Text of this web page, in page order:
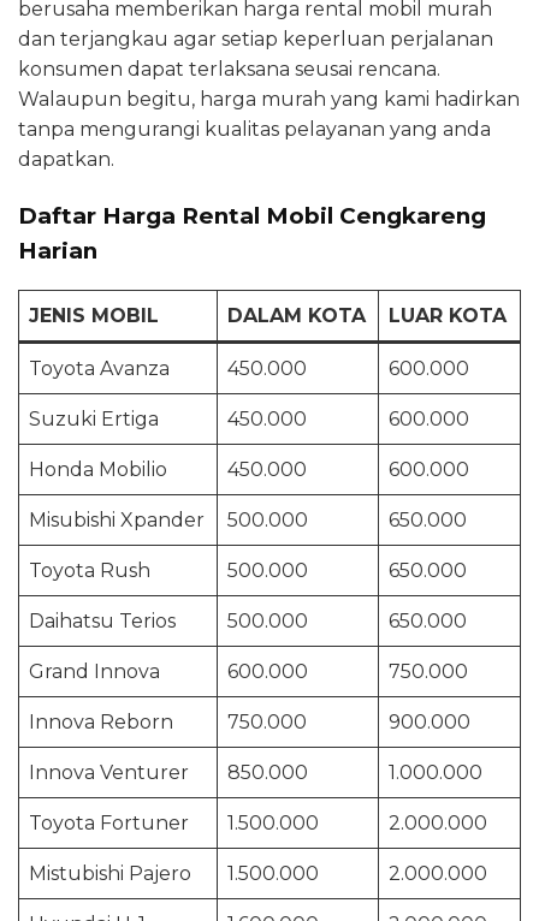
berusaha memberikan harga rental mobil murah
dan terjangkau agar setiap keperluan perjalanan
konsumen dapat terlaksana seusai rencana.
Walaupun begitu, harga murah yang kami hadirkan
tanpa mengurangi kualitas pelayanan yang anda
dapatkan.
Daftar Harga Rental Mobil Cengkareng
Harian
JENIS MOBIL DALAM KOTA LUAR KOTA
Toyota Avanza 450.000 600.000
Suzuki Ertiga 450.000 600.000
Honda Mobilio 450.000 600.000
Misubishi Xpander 500.000 650.000
Toyota Rush 500.000 650.000
Daihatsu Terios 500.000 650.000
Grand Innova 600.000 750.000
Innova Reborn 750.000 900.000
Innova Venturer 850.000 1.000.000
Toyota Fortuner 1.500.000 2.000.000
Mistubishi Pajero 1.500.000 2.000.000